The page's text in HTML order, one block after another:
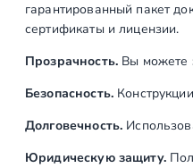
гарантированный пакет
сертификаты и лицензии.
Прозрачность.Вы можете
Безопасность.
Долговечность.
Юридическую защиту.